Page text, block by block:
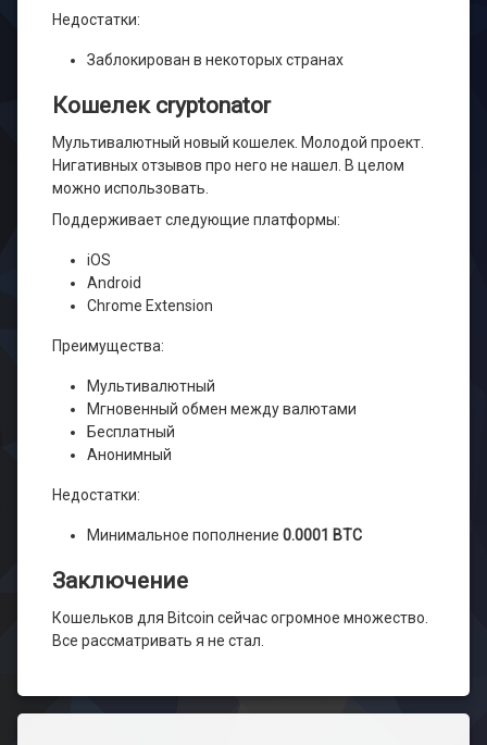
Недостатки:
Заблокирован в некоторых странах
Кошелек cryptonator
Мультивалютный новый кошелек. Молодой проект.
Нигативных отзывов про него не нашел. В целом
можно использовать.
Поддерживает следующие платформы:
iOS
Android
Chrome Extension
Преимущества:
Мультивалютный
Мгновенный обмен между валютами
Бесплатный
Анонимный
Недостатки:
Минимальное пополнение 0.0001 BTC
Заключение
Кошельков для Bitcoin сейчас огромное множество.
Все рассматривать я не стал.